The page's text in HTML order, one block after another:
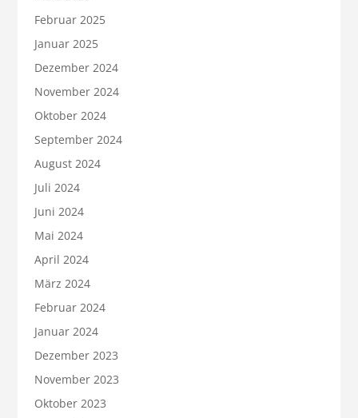
Februar 2025
Januar 2025
Dezember 2024
November 2024
Oktober 2024
September 2024
August 2024
Juli 2024
Juni 2024
Mai 2024
April 2024
März 2024
Februar 2024
Januar 2024
Dezember 2023
November 2023
Oktober 2023